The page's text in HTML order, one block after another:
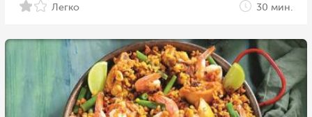
Легко 30 мин.